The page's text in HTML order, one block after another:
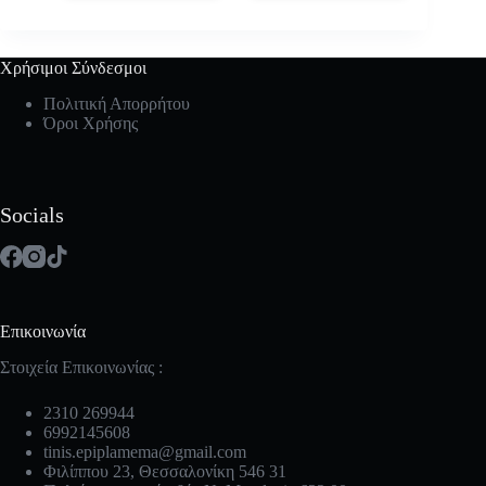
Χρήσιμοι Σύνδεσμοι
Πολιτική Απορρήτου
Όροι Χρήσης
Socials
Επικοινωνία
Στοιχεία Επικοινωνίας :
2310 269944
6992145608
tinis.epiplamema@gmail.com
Φιλίππου 23, Θεσσαλονίκη 546 31